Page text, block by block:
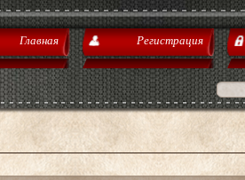
Главная Регистрация